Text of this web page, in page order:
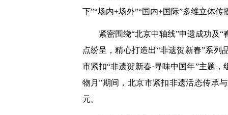
下”“场内+场外”“国内+国际”多维立体
紧密围绕“北京中轴线”申遗成功及
点纷呈，精心打造出“非遗贺新春”系列
市紧扣“非遗贺新春·寻味中国年”主题
物月”期间，北京市紧扣非遗活态传承
元。